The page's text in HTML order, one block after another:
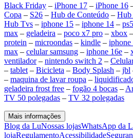
Black Friday – iPhone 17 – iPhone 16
Copa – S26 – Hub de Conteúdo – Hub
Hub Tvs – iphone 15 – iphone 14 – ps5
max – geladeira – poco x7 pro – xbox –
protein – microondas – kindle – iphone
max – celular samsung – iphone 16e –
ventilador– nintendo switch 2 –
– tablet – Bicicleta – Body Splash – jbl
– maquina de lavar roupa –
geladeira frost free – fogão 4 bocas –
TV 50 polegadas – TV 32 polegadas
Mais informações
Blog da LuNossas lojasWhatsApp da
lojaRegulamentoAcessibilidade